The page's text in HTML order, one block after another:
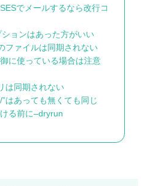
でメールするなら改行コ
ョンはあった方がいい
ファイルは同期されない
に使っている場合は注意
は同期されない
はあっても無くても同じ
る前に–dryrun